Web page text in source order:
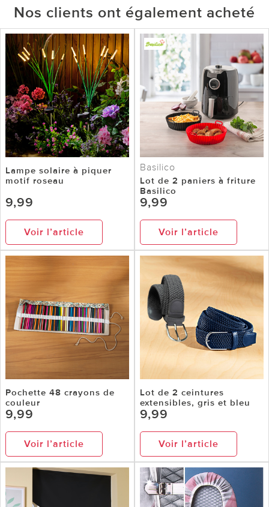
Nos clients ont également acheté
Lampe solaire à piquer
motif roseau
9,99
Voir l’article
Basilico
Lot de 2 paniers à friture
Basilico
9,99
Voir l’article
Pochette 48 crayons de
couleur
9,99
Voir l’article
Lot de 2 ceintures
extensibles, gris et bleu
9,99
Voir l’article